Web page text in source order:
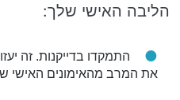
הליבה האישי שלך:
התמקדו בדייקנות. זה
את המרב מהאימונים האישי